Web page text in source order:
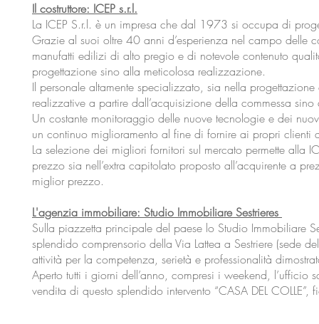
Il costruttore: ICEP s.r.l.
La ICEP S.r.l. è un impresa che dal 1973 si occupa di
Grazie al suoi oltre 40 anni d’esperienza nel campo delle
manufatti edilizi di alto pregio e di notevole contenuto
progettazione sino alla meticolosa realizzazione.
Il personale altamente specializzato, sia nella
realizzative a partire dall’acquisizione della commessa
Un costante monitoraggio delle nuove tecnologie e dei
un continuo miglioramento al fine di fornire ai propri
La selezione dei migliori fornitori sul mercato permette alla
prezzo sia nell’extra capitolato proposto all’acquirente a
miglior prezzo.
L'agenzia immobiliare: Studio Immobiliare Sestrieres
Sulla piazzetta principale del paese lo Studio Immobiliare
splendido comprensorio della Via Lattea a Sestriere (sede
attività per la competenza, serietà e professionalità
Aperto tutti i giorni dell’anno, compresi i weekend,
vendita di questo splendido intervento “CASA DEL